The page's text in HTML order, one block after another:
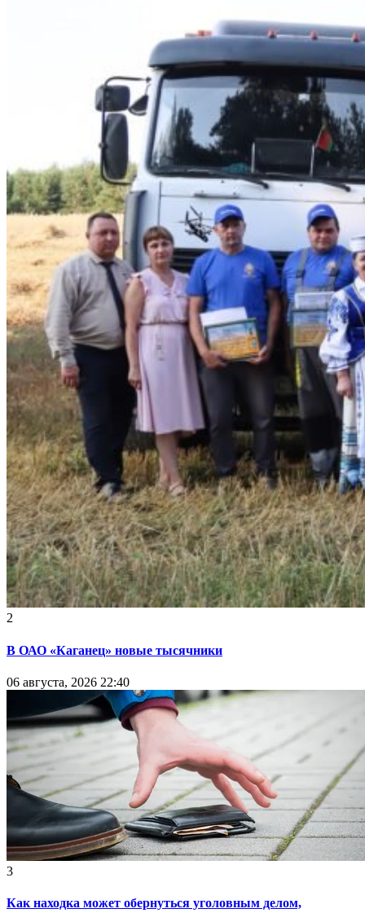
2
В ОАО «Каганец» новые тысячники
06 августа, 2026 22:40
3
Как находка может обернуться уголовным делом,